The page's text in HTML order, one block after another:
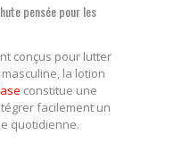
pensée pour les
conçus pour lutter
la lotion
constitue une
facilement un
quotidienne.